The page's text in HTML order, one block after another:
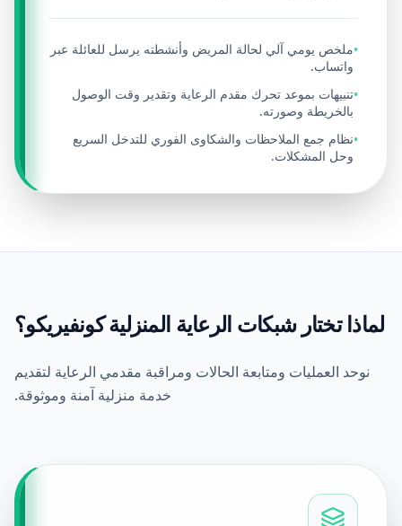
•ملخص يومي آلي لحالة المريض وأنشطته يرسل للعائلة عبر
واتساب.
•تنبيهات بموعد تحرك مقدم الرعاية وتقدير وقت الوصول
بالخريطة وصورته.
•نظام جمع الملاحظات والشكاوى الفوري للتدخل السريع
وحل المشكلات.
لماذا تختار شبكات الرعاية المنزلية كونفيريكو؟
نوحد العمليات ومتابعة الحالات ومراقبة مقدمي الرعاية لتقديم
خدمة منزلية آمنة وموثوقة.